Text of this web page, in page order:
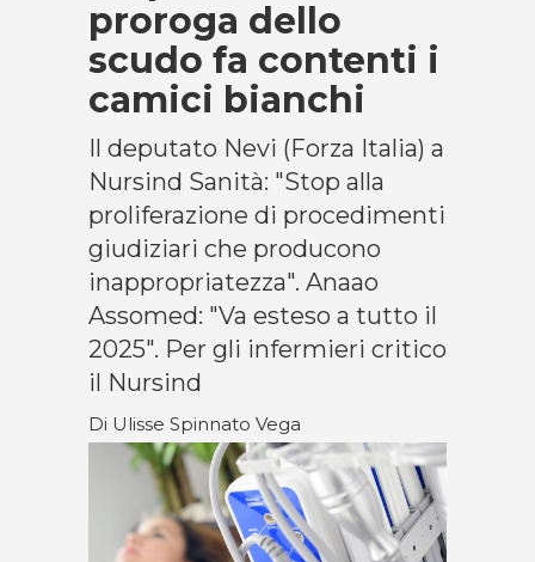
proroga dello
scudo fa contenti i
camici bianchi
Il deputato Nevi (Forza Italia) a
Nursind Sanità: "Stop alla
proliferazione di procedimenti
giudiziari che producono
inappropriatezza". Anaao
Assomed: "Va esteso a tutto il
2025". Per gli infermieri critico
il Nursind
Di Ulisse Spinnato Vega